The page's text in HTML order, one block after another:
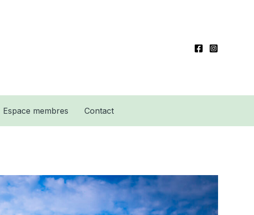
Espace membres Contact